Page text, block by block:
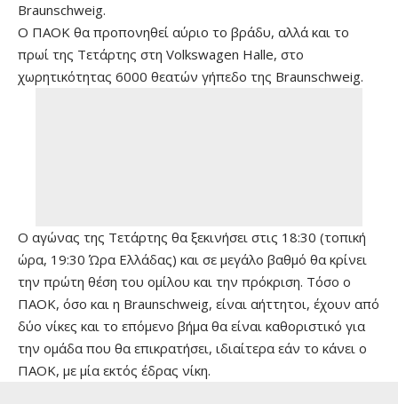
Braunschweig.
Ο ΠΑΟΚ θα προπονηθεί αύριο το βράδυ, αλλά και το
πρωί της Τετάρτης στη Volkswagen Halle, στο
χωρητικότητας 6000 θεατών γήπεδο της Braunschweig.
Ο αγώνας της Τετάρτης θα ξεκινήσει στις 18:30 (τοπική
ώρα, 19:30 Ώρα Ελλάδας) και σε μεγάλο βαθμό θα κρίνει
την πρώτη θέση του ομίλου και την πρόκριση. Τόσο ο
ΠΑΟΚ, όσο και η Braunschweig, είναι αήττητοι, έχουν από
δύο νίκες και το επόμενο βήμα θα είναι καθοριστικό για
την ομάδα που θα επικρατήσει, ιδιαίτερα εάν το κάνει ο
ΠΑΟΚ, με μία εκτός έδρας νίκη.